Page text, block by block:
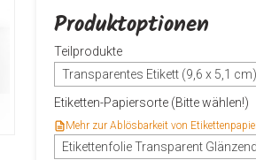
Produktoptionen
Teilprodukte
Transparentes Etikett (9,6 x 5,1 cm)
Etiketten-Papiersorte (Bitte wählen!)
Mehr zur Ablösbarkeit von